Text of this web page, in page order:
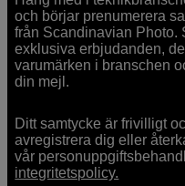
och börjar prenumerera
från Scandinavian Photo.
exklusiva erbjudanden,
varumärken i branschen
din mejl.
Ditt samtycke är frivilligt
avregistrera dig eller
vår
integritetspolicy.